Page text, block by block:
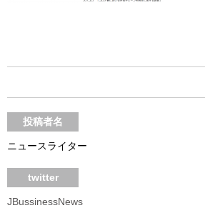
投稿者名
ニュースライター
twitter
JBussinessNews